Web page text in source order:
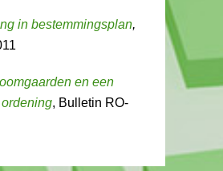
in bestemmingsplan,
en een
, Bulletin RO-